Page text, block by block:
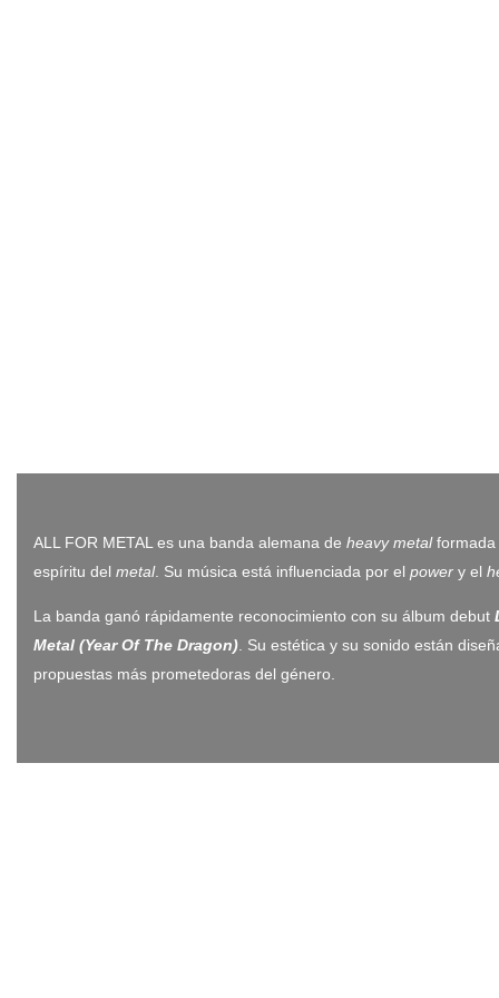
ALL FOR METAL es una banda alemana de heavy metalformada
espíritu del metal. Su música está influenciada por el power y el
La banda ganó rápidamente reconocimiento con su álbum debut
Metal (Year Of The Dragon) . Su estética y su sonido están
propuestas más prometedoras del género.